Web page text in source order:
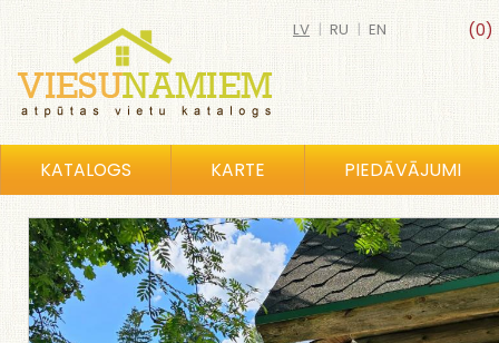
(0)
LV | RU | EN
KATALOGS KARTE PIEDĀVĀJUMI